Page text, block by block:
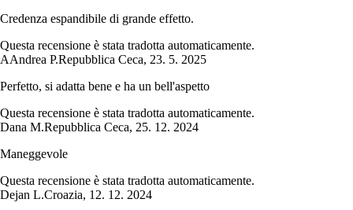
Credenza espandibile di grande effetto.
Questa recensione è stata tradotta automaticamente.
AAndrea P.Repubblica Ceca, 23. 5. 2025
Perfetto, si adatta bene e ha un bell'aspetto
Questa recensione è stata tradotta automaticamente.
Dana M.Repubblica Ceca, 25. 12. 2024
Maneggevole
Questa recensione è stata tradotta automaticamente.
Dejan L.Croazia, 12. 12. 2024